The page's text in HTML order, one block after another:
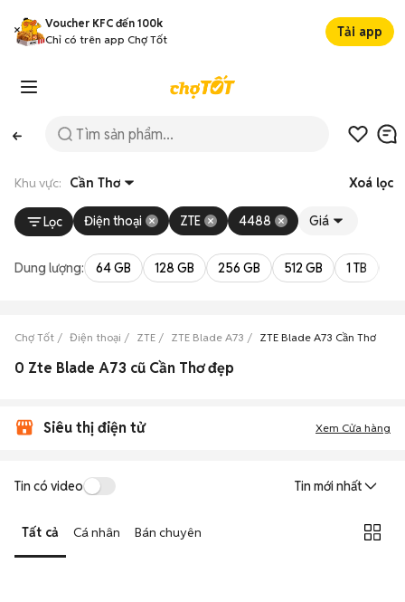
Voucher KFC đến 100k
Chỉ có trên app Chợ Tốt
Tải app
Khu vực: Cần Thơ Xoá lọc
Lọc Điện thoại ZTE 4488 Giá
Dung lượng: 64 GB 128 GB 256 GB 512 GB 1 TB
Chợ Tốt Điện thoại ZTE ZTE Blade A73 ZTE Blade A73 Cần Thơ
0 Zte Blade A73 cũ Cần Thơ đẹp
Siêu thị điện tử Xem Cửa hàng
Tin có video Tin mới nhất
Tất cả Cá nhân Bán chuyên